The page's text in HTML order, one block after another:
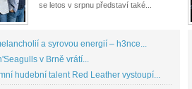
se letos v srpnu představí také...
a syrovou energií – h3nce...
v Brně vrátí...
hudební talent Red Leather vystoupí...